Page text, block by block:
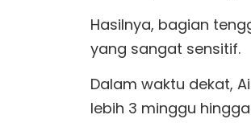
Hasilnya, bagian
yang sangat sensitif.
Dalam waktu dekat,
lebih 3 minggu